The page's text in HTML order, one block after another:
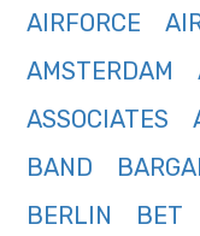
AIRFORCE
AMSTERDAM
ASSOCIATES
BAND
BERLIN
BET